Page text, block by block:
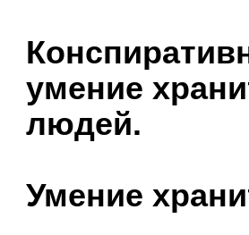
умение
людей.
Умение